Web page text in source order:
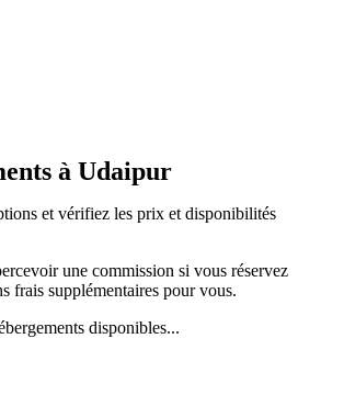
à Udaipur
et vérifiez les prix et disponibilités
une commission si vous réservez
frais supplémentaires pour vous.
disponibles...